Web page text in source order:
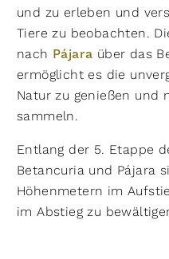
und zu erleben und
Tiere zu beobachten.
nach Pájara über das
ermöglicht es die
Natur zu genießen und
sammeln.
Entlang der 5. Etappe
Betancuria und Pájara
Höhenmetern im
im Abstieg zu